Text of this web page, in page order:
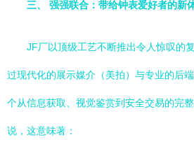
三、 强强联合：带给钟表爱好者的新
JF厂以顶级工艺不断推出令人惊叹的
过现代化的展示媒介（美拍）与专业的后
个从信息获取、视觉鉴赏到安全交易的完
说，这意味著：